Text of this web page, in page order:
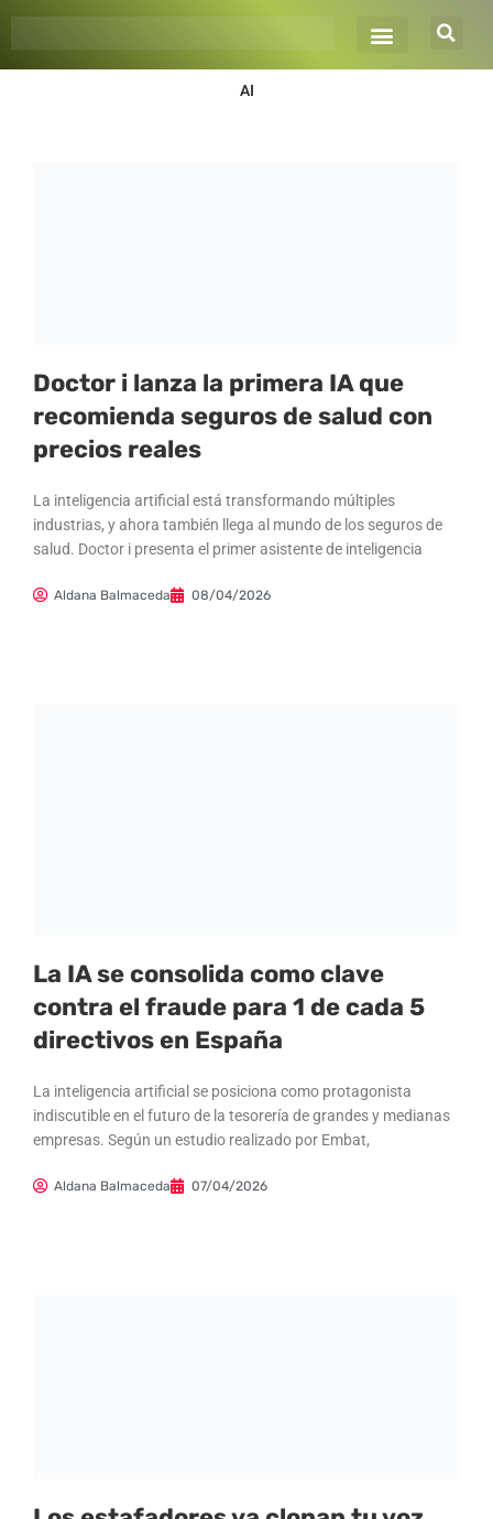
AI
Doctor i lanza la primera IA que
recomienda seguros de salud con
precios reales
La inteligencia artificial está transformando múltiples
industrias, y ahora también llega al mundo de los seguros de
salud. Doctor i presenta el primer asistente de inteligencia
Aldana Balmaceda 08/04/2026
La IA se consolida como clave
contra el fraude para 1 de cada 5
directivos en España
La inteligencia artificial se posiciona como protagonista
indiscutible en el futuro de la tesorería de grandes y medianas
empresas. Según un estudio realizado por Embat,
Aldana Balmaceda 07/04/2026